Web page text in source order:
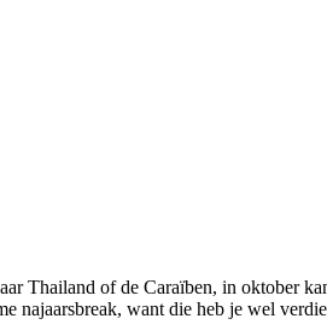
Thailand of de Caraïben, in oktober
najaarsbreak, want die heb je wel